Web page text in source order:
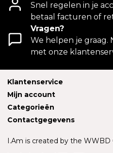
Snel regelen in je
betaal facturen of
Vragen?
We helpen je graag.
met onze
Klantenservice
Mijn account
Categorieën
Contactgegevens
I.Am is created by the WWBD